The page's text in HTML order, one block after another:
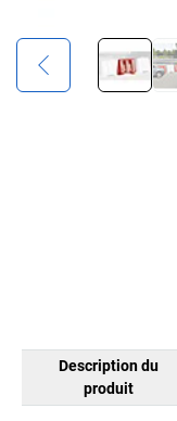
Description du
produit